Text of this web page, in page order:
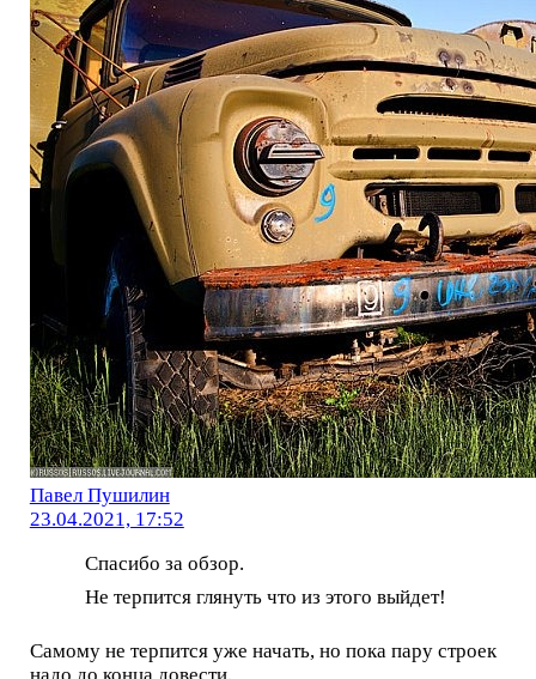
Павел Пушилин
23.04.2021, 17:52
Спасибо за обзор.
Не терпится глянуть что из этого выйдет!
Самому не терпится уже начать, но пока пару строек